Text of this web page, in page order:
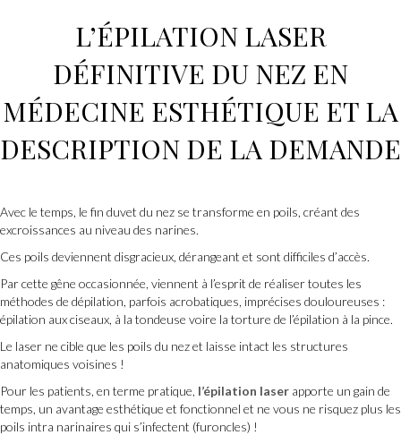
L’ÉPILATION LASER
DÉFINITIVE DU NEZ EN
MÉDECINE ESTHÉTIQUE ET LA
DESCRIPTION DE LA DEMANDE
Avec le temps, le fin duvet du nez se transforme en poils, créant des
excroissances au niveau des narines.
Ces poils deviennent disgracieux, dérangeant et sont difficiles d’accès.
Par cette gêne occasionnée, viennent à l’esprit de réaliser toutes les
méthodes de dépilation, parfois acrobatiques, imprécises douloureuses :
épilation aux ciseaux, à la tondeuse voire la torture de l’épilation à la pince.
Le laser ne cible que les poils du nez et laisse intact les structures
anatomiques voisines !
Pour les patients, en terme pratique, l’épilation laser apporte un gain de
temps, un avantage esthétique et fonctionnel et ne vous ne risquez plus les
poils intra narinaires qui s’infectent (furoncles) !